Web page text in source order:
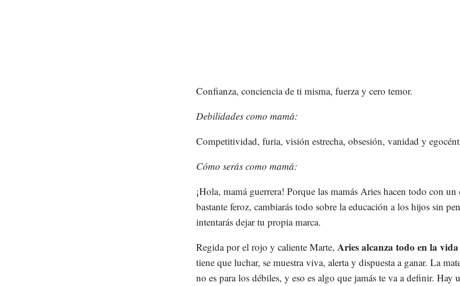
Confianza, conciencia de ti misma, fuerza y cero temor.
Debilidades como mamá:
Competitividad, furia, visión estrecha, obsesión, vanidad y
Cómo serás como mamá:
¡Hola, mamá guerrera! Porque las mamás Aries hacen todo con un
bastante feroz, cambiarás todo sobre la educación a los hijos sin
intentarás dejar tu propia marca.
Regida por el rojo y caliente Marte, Aries alcanza todo en la vida
tiene que luchar, se muestra viva, alerta y dispuesta a ganar. La
no es para los débiles, y eso es algo que jamás te va a definir. Hay